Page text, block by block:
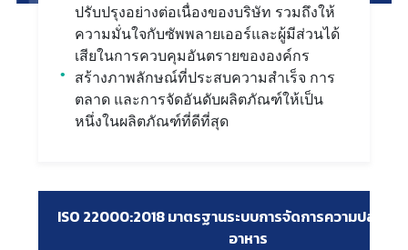
ปรับปรุงอย่างต่อเนื่องของบริษัท รวมถึงให้
ความมั่นใจกับซัพพลายเออร์และผู้มีส่วนได้
เสียในการควบคุมอันตรายขององค์กร
สร้างภาพลักษณ์ที่ประสบความสำเร็จ การ
ตลาด และการจัดอันดับผลิตภัณฑ์ให้เป็น
หนึ่งในผลิตภัณฑ์ที่ดีที่สุด
ISO 22000:2018 มาตรฐานระบบการจัดการความปลอด
อาหาร